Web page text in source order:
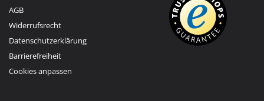
AGB
Widerrufsrecht
Datenschutzerklärung
Barrierefreiheit
Cookies anpassen